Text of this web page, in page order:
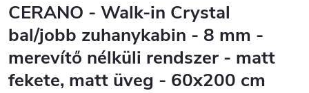
CERANO - Walk-in Crystal
bal/jobb zuhanykabin - 8 mm -
merevítő nélküli rendszer - matt
fekete, matt üveg - 60x200 cm